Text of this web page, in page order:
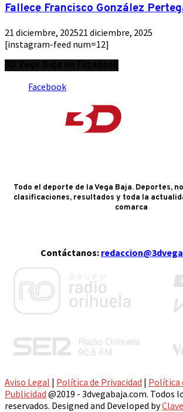
Fallece Francisco González
21 diciembre, 202521 diciembre, 2025
[instagram-feed num=12]
Facebook
Todo el deporte de la Vega Baja. Deportes,
clasificaciones, resultados y toda la
comarca
Contáctanos:
Aviso Legal | Política de Privacidad | Política
Publicidad @2019 - 3dvegabaja.com. Todos
reservados. Designed and Developed by